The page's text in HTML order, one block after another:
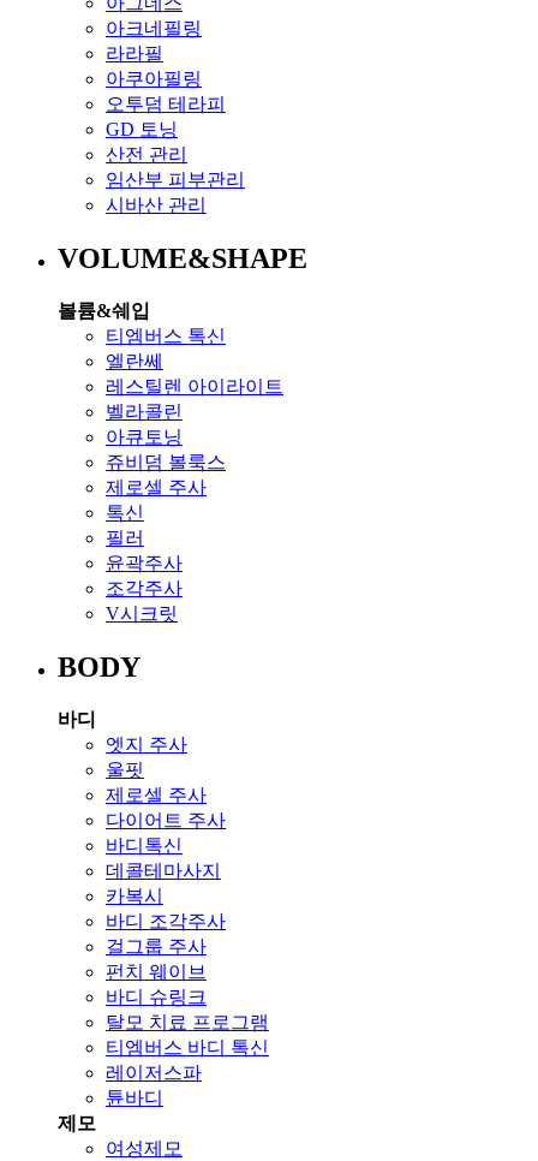
아크네필링
라라필
아쿠아필링
오투덤 테라피
GD 토닝
산전 관리
임산부 피부관리
시바산 관리
VOLUME&SHAPE
볼륨&쉐입
티엠버스 톡신
엘란쎄
레스틸렌 아이라이트
벨라콜린
아큐토닝
쥬비덤 볼룩스
제로셀 주사
톡신
필러
윤곽주사
조각주사
V시크릿
BODY
바디
엣지 주사
울핏
제로셀 주사
다이어트 주사
바디톡신
데콜테마사지
카복시
바디 조각주사
걸그룹 주사
펀치 웨이브
바디 슈링크
탈모 치료 프로그램
티엠버스 바디 톡신
레이저스파
튠바디
제모
여성제모